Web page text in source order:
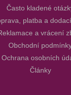
Často kladené
platba a
a vrácení
Obchodní
Ochrana osobních
Články